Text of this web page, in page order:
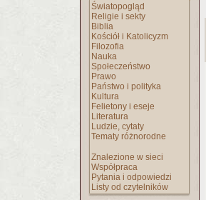
Światopogląd
Religie i sekty
Biblia
Kościół i Katolicyzm
Filozofia
Nauka
Społeczeństwo
Prawo
Państwo i polityka
Kultura
Felietony i eseje
Literatura
Ludzie, cytaty
Tematy różnorodne
Znalezione w sieci
Współpraca
Pytania i odpowiedzi
Listy od czytelników